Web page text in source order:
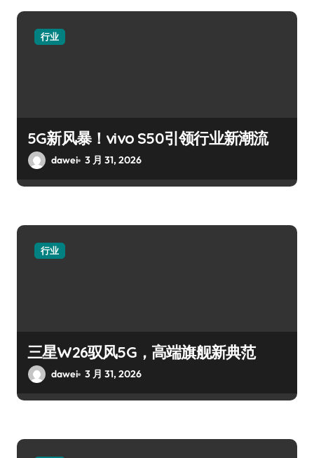
行业
5G新风暴！vivo S50引领行业新潮流
dawei 3 月 31, 2026
行业
三星W26驭风5G，高端旗舰新典范
dawei 3 月 31, 2026